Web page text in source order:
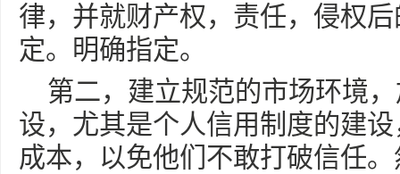
律，并就财产权，责任，侵权
定。明确指定。
第二，建立规范的市场环境
设，尤其是个人信用制度的建
成本，以免他们不敢打破信任